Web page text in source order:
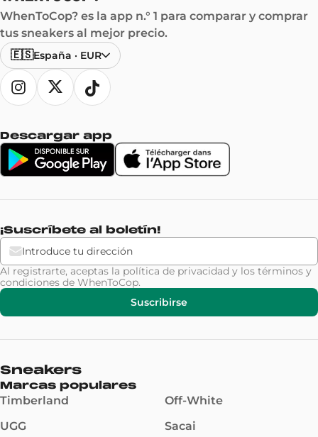
WhenToCop? es la app n.° 1 para comparar y comprar
tus sneakers al mejor precio.
🇪🇸España · EUR
Descargar app
¡Suscríbete al boletín!
Al registrarte, aceptas la política de privacidad y los términos y
condiciones de WhenToCop.
Suscribirse
Sneakers
Marcas populares
Timberland
UGG
Off-White
Sacai